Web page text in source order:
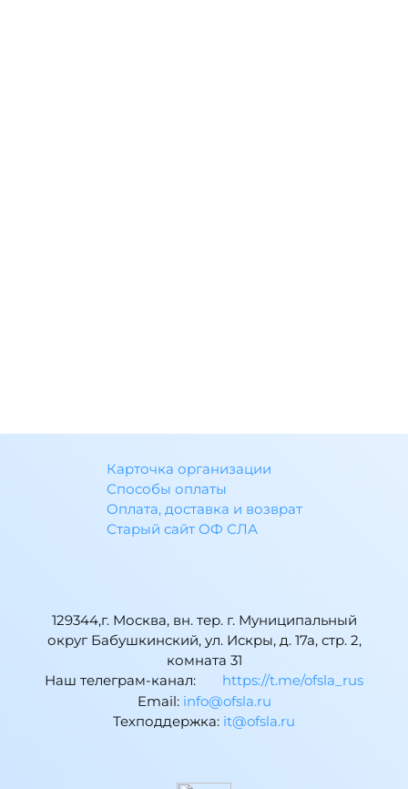
Карточка организации
Способы оплаты
Оплата, доставка и возврат
Старый сайт ОФ СЛА
129344,г. Москва, вн. тер. г. Муниципальный
округ Бабушкинский, ул. Искры, д. 17а, стр. 2,
комната 31
Наш телеграм-канал:
https://t.me/ofsla_rus
Email: ur.alsfo@ofni
Техподдержка: ur.alsfo@ti